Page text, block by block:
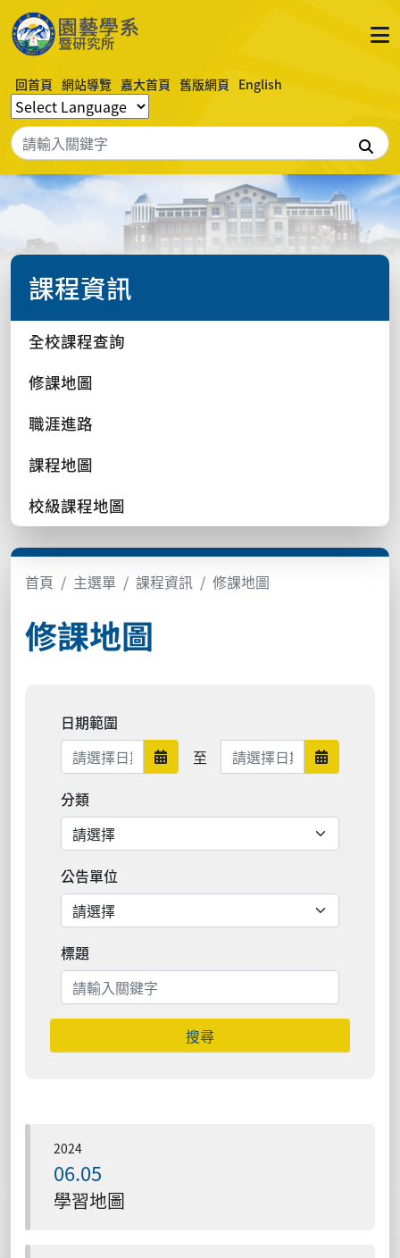
回首頁 網站導覽 嘉大首頁 舊版網頁 English
搜尋
課程資訊
全校課程查詢
修課地圖
職涯進路
課程地圖
校級課程地圖
首頁 主選單 課程資訊 修課地圖
修課地圖
日期範圍
日期範圍開始
至 日期範圍結束 日期範圍
分類
公告單位
標題
搜尋
2024
06.05
學習地圖